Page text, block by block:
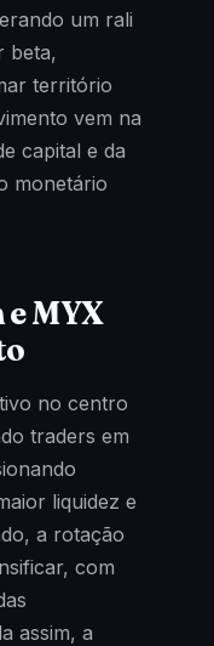
um rali
beta,
território
vem na
capital e da
monetário
MYX
no centro
traders em
liquidez e
a rotação
com
assim, a